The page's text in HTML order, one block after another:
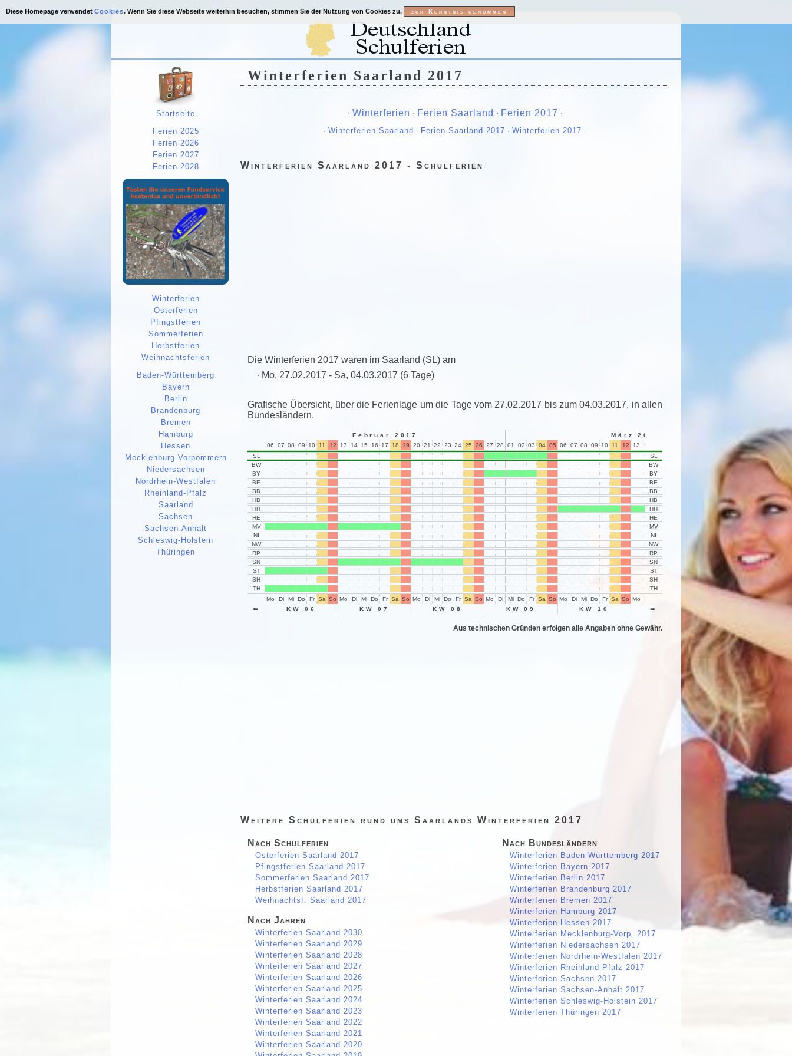
Winterferien Saarland 2017
∙ Winterferien ∙ Ferien Saarland ∙ Ferien 2017 ∙
∙ Winterferien Saarland ∙ Ferien Saarland 2017 ∙ Winterferien 2017 ∙
Winterferien Saarland 2017 - Schulferien
Die Winterferien 2017 waren im Saarland (SL) am
Mo, 27.02.2017 - Sa, 04.03.2017 (6 Tage)
Grafische Übersicht, über die Ferienlage um die Tage vom 27.02.2017 bis zum 04.03.2017, in allen
Bundesländern.
Februar 2017
März 2017
06
07 08 09 10 11 12 13 14 15 16 17 18 19 20 21 22 23 24 25 26 27 28 01 02 03 04 05 06 07 08 09 10 11 12 13 14 23 24 25
Mo Di Mi Do Fr Sa So Mo Di Mi Do Fr Sa So Mo Di Mi Do Fr Sa So Mo Di Mi Do Fr Sa So Mo Di Mi Do Fr Sa So Mo Mi Do Fr Sa
KW 06
KW 07 KW 08 KW 09 KW 10 KW 11
SL
BW
BY
BE
BB
HB
HH
HE
MV
NI
NW
RP
SN
ST
SH
TH
⇐
SL
BW
BY
BE
BB
HB
HH
HE
MV
NI
NW
RP
SN
ST
SH
TH
⇒
Aus technischen Gründen erfolgen alle Angaben ohne Gewähr.
Weitere Schulferien rund ums Saarlands Winterferien 2017
Nach Schulferien
Osterferien Saarland 2017
Pfingstferien Saarland 2017
Sommerferien Saarland 2017
Herbstferien Saarland 2017
Weihnachtsf. Saarland 2017
Nach Jahren
Winterferien Saarland 2030
Winterferien Saarland 2029
Winterferien Saarland 2028
Winterferien Saarland 2027
Winterferien Saarland 2026
Winterferien Saarland 2025
Winterferien Saarland 2024
Winterferien Saarland 2023
Winterferien Saarland 2022
Winterferien Saarland 2021
Winterferien Saarland 2020
Nach Bundesländern
Winterferien Baden-Württemberg 2017
Winterferien Bayern 2017
Winterferien Berlin 2017
Winterferien Brandenburg 2017
Winterferien Bremen 2017
Winterferien Hamburg 2017
Winterferien Hessen 2017
Winterferien Mecklenburg-Vorp. 2017
Winterferien Niedersachsen 2017
Winterferien Nordrhein-Westfalen 2017
Winterferien Rheinland-Pfalz 2017
Winterferien Sachsen 2017
Winterferien Sachsen-Anhalt 2017
Winterferien Schleswig-Holstein 2017
Winterferien Thüringen 2017
Startseite
Ferien 2025
Ferien 2026
Ferien 2027
Ferien 2028
Winterferien
Osterferien
Pfingstferien
Sommerferien
Herbstferien
Weihnachtsferien
Baden-Württemberg
Bayern
Berlin
Brandenburg
Bremen
Hamburg
Hessen
Mecklenburg-Vorpommern
Niedersachsen
Nordrhein-Westfalen
Rheinland-Pfalz
Saarland
Sachsen
Sachsen-Anhalt
Schleswig-Holstein
Thüringen
Diese Homepage verwendet Cookies. Wenn Sie diese Webseite weiterhin besuchen, stimmen Sie der Nutzung von Cookies zu.